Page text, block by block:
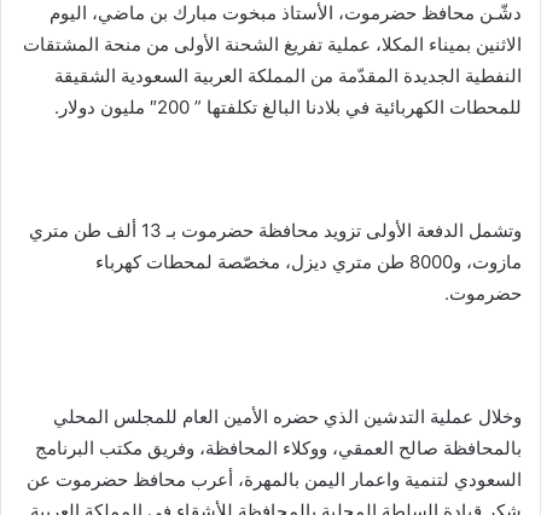
دشّـن محافظ حضرموت، الأستاذ مبخوت مبارك بن ماضي، اليوم
الاثنين بميناء المكلا، عملية تفريغ الشحنة الأولى من منحة المشتقات
النفطية الجديدة المقدّمة من المملكة العربية السعودية الشقيقة
للمحطات الكهربائية في بلادنا البالغ تكلفتها ” 200″ مليون دولار.
وتشمل الدفعة الأولى تزويد محافظة حضرموت بـ 13 ألف طن متري
مازوت، و8000 طن متري ديزل، مخصّصة لمحطات كهرباء
حضرموت.
وخلال عملية التدشين الذي حضره الأمين العام للمجلس المحلي
بالمحافظة صالح العمقي، ووكلاء المحافظة، وفريق مكتب البرنامج
السعودي لتنمية واعمار اليمن بالمهرة، أعرب محافظ حضرموت عن